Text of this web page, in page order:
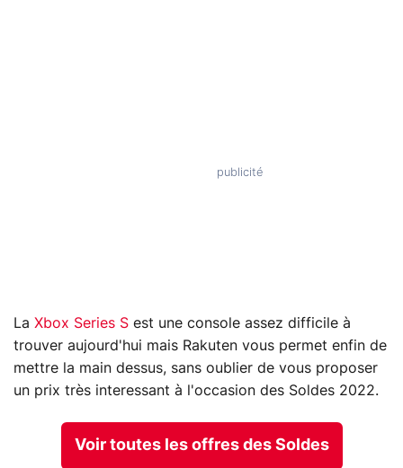
La Xbox Series S est une console assez difficile à
trouver aujourd'hui mais Rakuten vous permet enfin de
mettre la main dessus, sans oublier de vous proposer
un prix très interessant à l'occasion des Soldes 2022.
Voir toutes les offres des Soldes